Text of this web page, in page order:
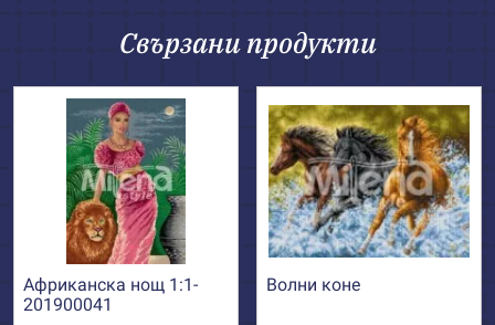
Свързани продукти
Африканска нощ 1:1-
201900041
Волни коне